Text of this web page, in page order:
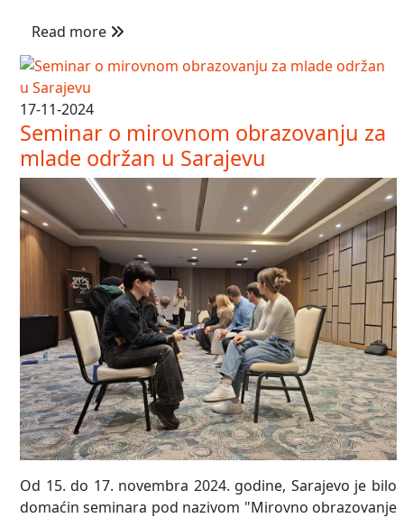
Read more
17-11-2024
Seminar o mirovnom obrazovanju za
mlade održan u Sarajevu
Od 15. do 17. novembra 2024. godine, Sarajevo je bilo
domaćin seminara pod nazivom "Mirovno obrazovanje